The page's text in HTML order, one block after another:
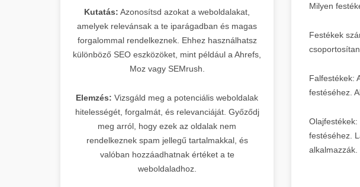
Kutatás: Azonosítsd azokat a weboldalakat,
amelyek relevánsak a te iparágadban és magas
forgalommal rendelkeznek. Ehhez használhatsz
különböző SEO eszközöket, mint például a Ahrefs,
Moz vagy SEMrush.
Elemzés: Vizsgáld meg a potenciális weboldalak
hitelességét, forgalmát, és relevanciáját. Győződj
meg arról, hogy ezek az oldalak nem
rendelkeznek spam jellegű tartalmakkal, és
valóban hozzáadhatnak értéket a te
weboldaladhoz.
Milyen
Festékek
Falfestékek:
festéséhez.
festéséhez.
alkalmazzák.